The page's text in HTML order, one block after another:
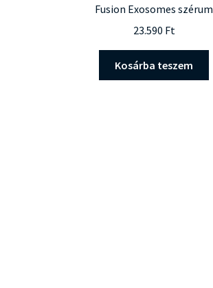
Fusion Exosomes szérum
23.590 Ft
Kosárba teszem